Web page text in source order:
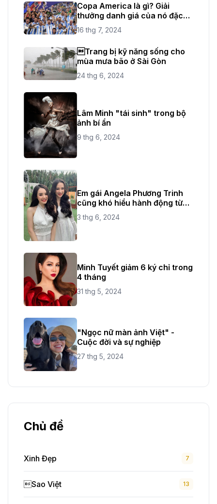
Copa America là gì? Giải
thưởng danh giá của nó đặc
biệt như thế nào?
16 thg 7, 2024
Trang bị kỹ năng sống cho
mùa mưa bão ở Sài Gòn
24 thg 6, 2024
Lâm Minh "tái sinh" trong bộ
ảnh bí ẩn
9 thg 6, 2024
Em gái Angela Phương Trinh
cũng khó hiểu hành động từ
chị ruột
3 thg 6, 2024
Minh Tuyết giảm 6 ký chỉ trong
4 tháng
31 thg 5, 2024
"Ngọc nữ màn ảnh Việt" -
Cuộc đời và sự nghiệp
27 thg 5, 2024
Chủ đề
Xinh Đẹp 7
Sao Việt 13